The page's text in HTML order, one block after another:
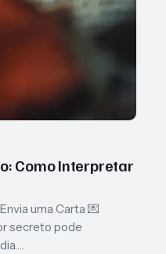
Como Interpretar
uma Carta 💌
secreto pode